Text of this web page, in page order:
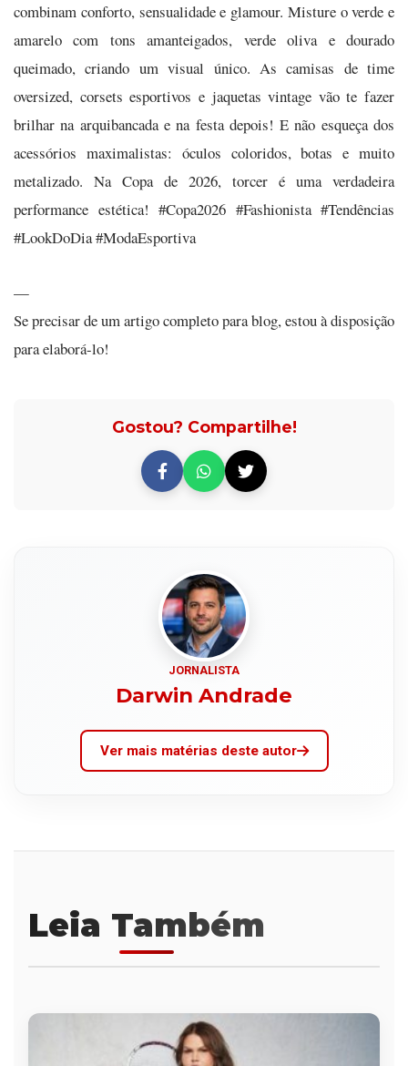
combinam conforto, sensualidade e glamour. Misture o verde e
amarelo com tons amanteigados, verde oliva e dourado
queimado, criando um visual único. As camisas de time
oversized, corsets esportivos e jaquetas vintage vão te fazer
brilhar na arquibancada e na festa depois! E não esqueça dos
acessórios maximalistas: óculos coloridos, botas e muito
metalizado. Na Copa de 2026, torcer é uma verdadeira
performance estética! #Copa2026 #Fashionista #Tendências
#LookDoDia #ModaEsportiva
—
Se precisar de um artigo completo para blog, estou à disposição
para elaborá-lo!
Gostou? Compartilhe!
JORNALISTA
Darwin Andrade
Ver mais matérias deste autor
Leia Também